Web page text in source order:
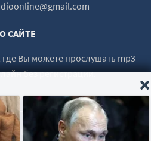
О САЙТЕ
Вы можете прослушать mp3
без регистрации.
online.com Все права защищены.